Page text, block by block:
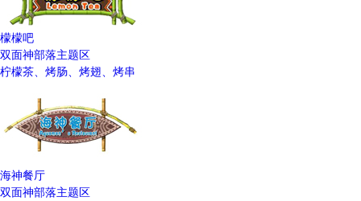
檬檬吧
双面神部落主题区
柠檬茶、烤肠、烤翅、烤串
海神餐厅
双面神部落主题区